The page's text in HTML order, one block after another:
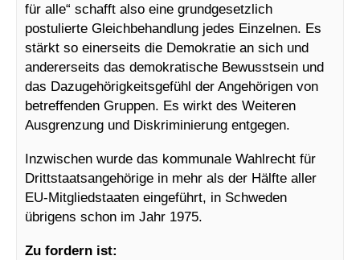
für alle“ schafft also eine grundgesetzlich
postulierte Gleichbehandlung jedes Einzelnen. Es
stärkt so einerseits die Demokratie an sich und
andererseits das demokratische Bewusstsein und
das Dazugehörigkeitsgefühl der Angehörigen von
betreffenden Gruppen. Es wirkt des Weiteren
Ausgrenzung und Diskriminierung entgegen.
Inzwischen wurde das kommunale Wahlrecht für
Drittstaatsangehörige in mehr als der Hälfte aller
EU-Mitgliedstaaten eingeführt, in Schweden
übrigens schon im Jahr 1975.
Zu fordern ist: